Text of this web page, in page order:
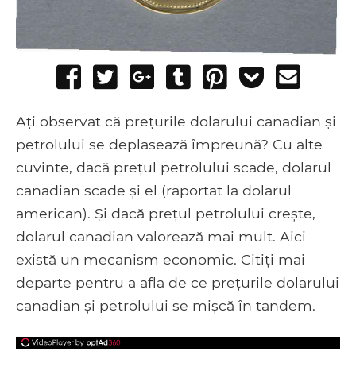
Share
Facebook
Tweet
Share
Google+
Post
Tumblr
Pin
Add
Pocket
Ați observat că prețurile dolarului canadian și
petrolului se deplasează împreună? Cu alte
cuvinte, dacă prețul petrolului scade, dolarul
canadian scade și el (raportat la dolarul
american). Și dacă prețul petrolului crește,
dolarul canadian valorează mai mult. Aici
există un mecanism economic. Citiți mai
departe pentru a afla de ce prețurile dolarului
canadian și petrolului se mișcă în tandem.